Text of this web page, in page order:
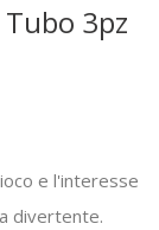
3pz
e l'interesse
divertente.